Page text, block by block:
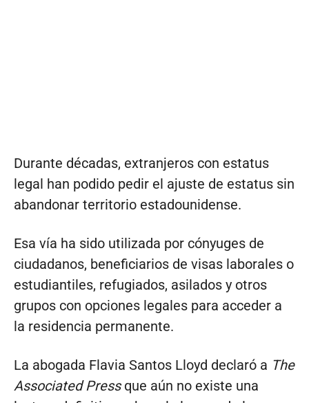
Durante décadas, extranjeros con estatus
legal han podido pedir el ajuste de estatus sin
abandonar territorio estadounidense.
Esa vía ha sido utilizada por cónyuges de
ciudadanos, beneficiarios de visas laborales o
estudiantiles, refugiados, asilados y otros
grupos con opciones legales para acceder a
la residencia permanente.
La abogada Flavia Santos Lloyd declaró a The
Associated Pressque aún no existe una